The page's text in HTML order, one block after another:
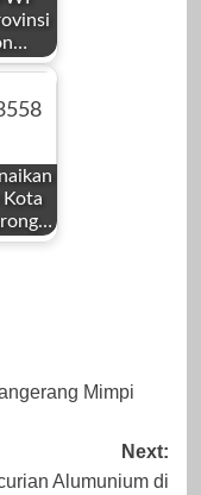
Kota
Mimpi
Next:
Alumunium di